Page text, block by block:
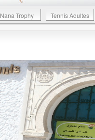
Nana Trophy Tennis Adultes